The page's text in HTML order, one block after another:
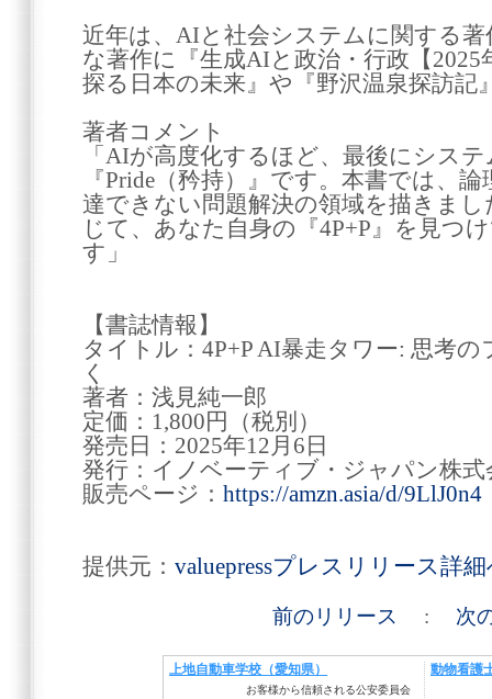
近年は、AIと社会システムに関する
な著作に『生成AIと政治・行政【
探る日本の未来』や『野沢温泉探訪記
著者コメント
「AIが高度化するほど、最後にシス
『Pride（矜持）』です。本書では、
達できない問題解決の領域を描きま
じて、あなた自身の『4P+P』を見つ
す」
【書誌情報】
タイトル：4P+P AI暴走タワー: 思考
く
著者：浅見純一郎
定価：1,800円（税別）
発売日：2025年12月6日
発行：イノベーティブ・ジャパン株式
販売ページ： https://amzn.asia/d/9LlJ0n4
提供元： valuepressプレスリリース詳
前のリリース : 次